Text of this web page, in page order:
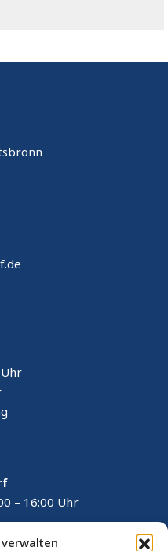
– 16:00 Uhr